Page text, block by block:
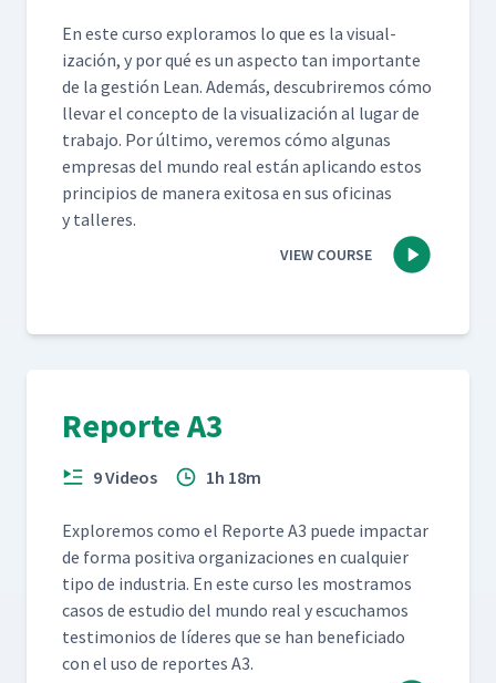
En este cur­so explo­ramos lo que es la visu­al­
ización, y por qué es un aspec­to tan impor­tante
de la gestión Lean. Además, des­cubrire­mos cómo
lle­var el con­cep­to de la visu­al­ización al lugar de
tra­ba­jo. Por últi­mo, ver­e­mos cómo algu­nas
empre­sas del mun­do real están apli­can­do estos
prin­ci­p­ios de man­era exi­tosa en sus ofic­i­nas
y talleres.
VIEW COURSE
Reporte A3
9 Videos 1h 18m
Explore­mos como el Reporte A3 puede impactar
de for­ma pos­i­ti­va orga­ni­za­ciones en cualquier
tipo de indus­tria. En este cur­so les mostramos
casos de estu­dio del mun­do real y escuchamos
tes­ti­mo­nios de líderes que se han ben­e­fi­ci­a­do
con el uso de reportes A3.